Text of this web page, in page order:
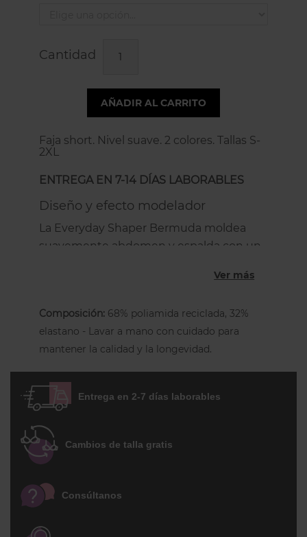
Cantidad
AÑADIR AL CARRITO
Faja short. Nivel suave. 2 colores. Tallas S-
2XL
ENTREGA EN 7-14 DÍAS LABORABLES
Diseño y efecto modelador
La Everyday Shaper Bermuda moldea
suavemente abdomen y espalda con un
Detalles técnicos
Moldeo ligero del abdomen inferior y
espalda
Diseño sin costuras e invisible bajo la
ropa
68% de hilos reciclados
Proporciona un acabado invisible y una
bajo prendas ajustadas.
Ver más
Composición: 68% poliamida reciclada, 32%
elastano - Lavar a mano con cuidado para
mantener la calidad y la longevidad.
Entrega en 2-7 días laborables
Cambios de talla gratis
Consúltanos